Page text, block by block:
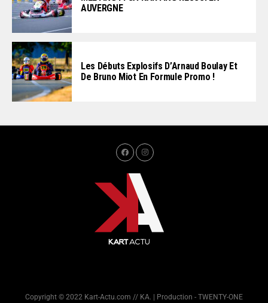
AUVERGNE
Les Débuts Explosifs D’Arnaud Boulay Et
De Bruno Miot En Formule Promo !
Copyright © 2022 Kart-Actu.com // KA. | Production - TWENTY-ONE